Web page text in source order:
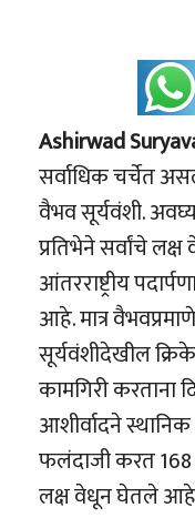
Ashirwad
सर्वाधिक चर्चेत
वैभव सूर्यवंशी.
प्रतिभेने सर्वांचे
आंतरराष्ट्रीय
आहे. मात्र
सूर्यवंशीदेखील
कामगिरी करताना
आशीर्वादने
फलंदाजी करत 168
लक्ष वेधून घेतले